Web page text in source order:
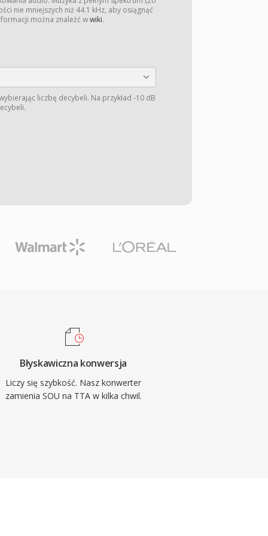
nie mniejszych niż 44.1 kHz, aby osiągnąć
można znaleźć wwiki.
liczbę decybeli. Na przykład -10 dB
Błyskawiczna konwersja
Liczy się szybkość. Nasz konwerter
zamienia SOU na TTA w kilka chwil.